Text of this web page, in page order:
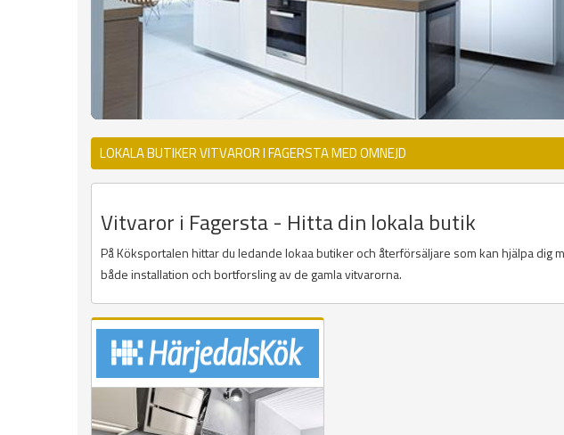
LOKALA BUTIKER VITVAROR I FAGERSTA MED OMNEJD
Vitvaror i Fagersta - Hitta din lokala butik
På Köksportalen hittar du ledande lokaa butiker och återförsäljare som kan hjälpa dig
både installation och bortforsling av de gamla vitvarorna.